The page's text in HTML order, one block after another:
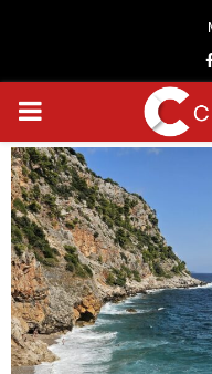
PRIMARY
MENU